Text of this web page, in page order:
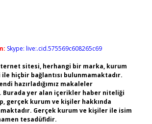
Skype: live:.cid.575569c608265c69
sitesi, herhangi bir marka, kurum
hiçbir bağlantısı bulunmamaktadır.
hazırladığımız makaleler
Burada yer alan içerikler haber niteliği
gerçek kurum ve kişiler hakkında
Gerçek kurum ve kişiler ile isim
tesadüfidir.